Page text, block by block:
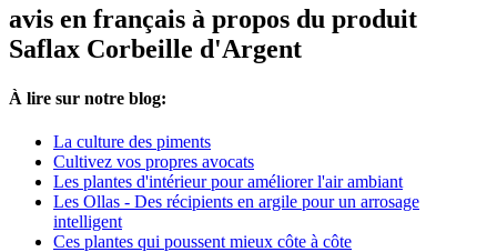
avis en français à propos du produit
Saflax Corbeille d'Argent
À lire sur notre blog:
La culture des piments
Cultivez vos propres avocats
Les plantes d'intérieur pour améliorer l'air ambiant
Les Ollas - Des récipients en argile pour un arrosage
intelligent
Ces plantes qui poussent mieux côte à côte